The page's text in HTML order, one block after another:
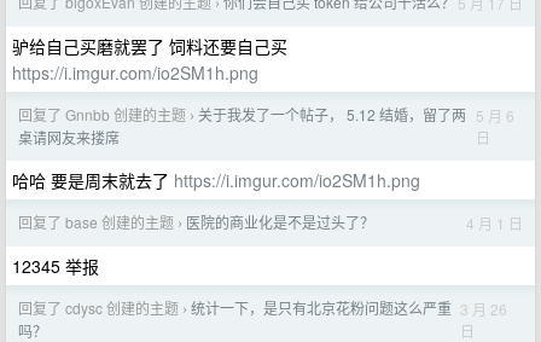
›
驴给自己买磨就罢了 饲料还要自己买
https://i.imgur.com/io2SM1h.png
回复了 Gnnbb 创建的主题 › 关于我发了一个帖子， 5.12 结婚，留了两
桌请网友来搂席
5 月 6
日
哈哈 要是周末就去了 https://i.imgur.com/io2SM1h.png
回复了 base 创建的主题 › 医院的商业化是不是过头了？ 4 月 1 日
12345 举报
回复了 cdysc 创建的主题 › 统计一下，是只有北京花粉问题这么严重
吗？
3 月 26
日